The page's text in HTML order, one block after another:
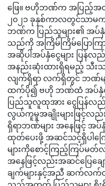
ဖြေ။ ဗဟိုဘဏ်က အပြည့်အဝ
၂၀၂၁ ခုနှစ်ကာလတွင်သာ
ဘဏ်က ပြည်သူများ၏ အပ်နှံ
သည်ကို အကြိမ်ကြိမ်ပြောကြာ
အဆိုပါအပ်နှံငွေများ ပြ
အနည်းဆုံးထားရှိရမည့် သီး
လျက်ရှိရာ လက်ရှိတွင် ဘဏ်မ
ထက်ပို၍ ဗဟို ဘဏ်ထံ အပ်နှံထား
ပြည်သူလူထုအား ငွေပြန်လည်
လွယ်ကူမှုအချိုးများဖြင့်လည်
ရှိရာဘဏ်များ အနေဖြင့် အ
ထုတ်ပေးဖို့ အဆင်သင့်ရှိပါက
များကိုစောင့်ကြည့်ကြပ်မတ်
အနေဖြင့်လည်းအဆင်ပြေခ
ချက်များနှင့်အညီ ဆက်လက်